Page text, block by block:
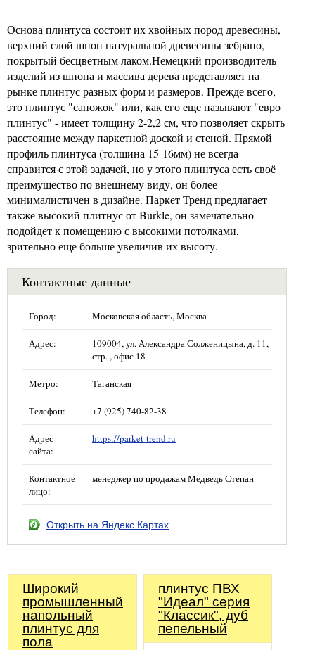
Основа плинтуса состоит их хвойных пород древесины,
верхний слой шпон натуральной древесины зебрано,
покрытый бесцветным лаком.Немецкий производитель
изделий из шпона и массива дерева представляет на
рынке плинтус разных форм и размеров. Прежде всего,
это плинтус "сапожок" или, как его еще называют "евро
плинтус" - имеет толщину 2-2,2 см, что позволяет скрыть
расстояние между паркетной доской и стеной. Прямой
профиль плинтуса (толщина 15-16мм) не всегда
справится с этой задачей, но у этого плинтуса есть своё
преимущество по внешнему виду, он более
минималистичен в дизайне. Паркет Тренд предлагает
также высокий плитнус от Burkle, он замечательно
подойдет к помещению с высокими потолками,
зрительно еще больше увеличив их высоту.
Контактные данные
Город: Московская область, Москва
Адрес:
109004, ул. Александра Солженицына, д. 11,
стр. , офис 18
Метро: Таганская
Телефон: +7 (925) 740-82-38
Адрес
сайта:
https://parket-trend.ru
Контактное
лицо:
менеджер по продажам Медведь Степан
Открыть на Яндекс.Картах
Широкий
промышленный
напольный
плинтус для
пола
плинтус ПВХ
"Идеал" серия
"Классик", дуб
пепельный